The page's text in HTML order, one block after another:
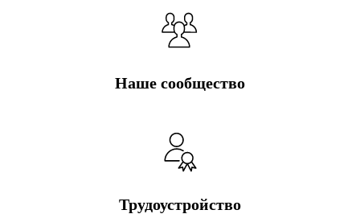
Наше сообщество
Трудоустройство